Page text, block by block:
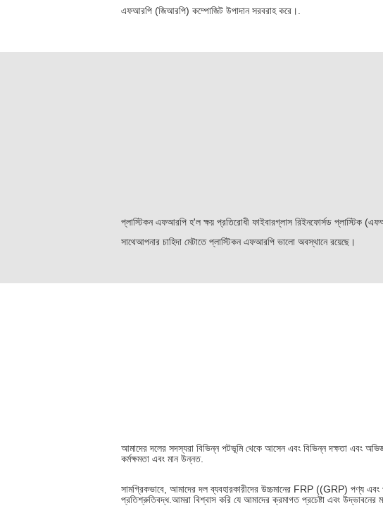
এফআরপি (জিআরপি) কম্পোজিট উপাদান সরবরাহ করে।.
প্লাস্টিকন এফআরপি হ'ল ক্ষয় প্রতিরোধী ফাইবারগ্লাস রিইনফোর্সড প্লাস্টিক
সাথেআপনার চাহিদা মেটাতে প্লাস্টিকন এফআরপি ভালো অবস্থানে রয়েছে।
আমাদের দলের সদস্যরা বিভিন্ন পটভূমি থেকে আসেন এবং বিভিন্ন দক্ষতা এবং
কর্মক্ষমতা এবং মান উন্নত.
সামগ্রিকভাবে, আমাদের দল ব্যবহারকারীদের উচ্চমানের FRP ((GRP) পণ্য
প্রতিশ্রুতিবদ্ধ.আমরা বিশ্বাস করি যে আমাদের ক্রমাগত প্রচেষ্টা এবং উদ্ভাবনের